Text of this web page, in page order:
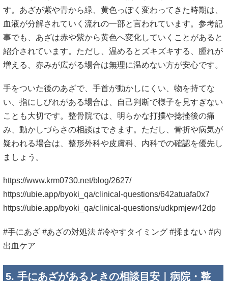
い、指にしびれがある場合は、自己判断で様子を見すぎない
ことも大切です。整骨院では、明らかな打撲や捻挫後の痛
み、動かしづらさの相談はできます。ただし、骨折や病気が
疑われる場合は、整形外科や皮膚科、内科での確認を優先し
ましょう。
https://www.krm0730.net/blog/2627/
https://ubie.app/byoki_qa/clinical-questions/642atuafa0x7
https://ubie.app/byoki_qa/clinical-questions/udkpmjew42dp
#手にあざ #あざの対処法 #冷やすタイミング #揉まない #内
出血ケア
5. 手にあざがあるときの相談目安｜病院・整
骨院の使い分け